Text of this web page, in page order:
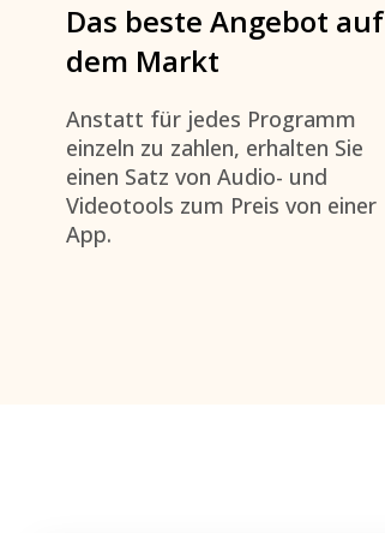
Das beste Angebot auf
dem Markt
Anstatt für jedes Programm
einzeln zu zahlen, erhalten Sie
einen Satz von Audio- und
Videotools zum Preis von einer
App.